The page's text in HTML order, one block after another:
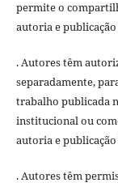
permite o
autoria e
. Autores têm
separadamente,
trabalho publicada
institucional ou
autoria e
. Autores têm